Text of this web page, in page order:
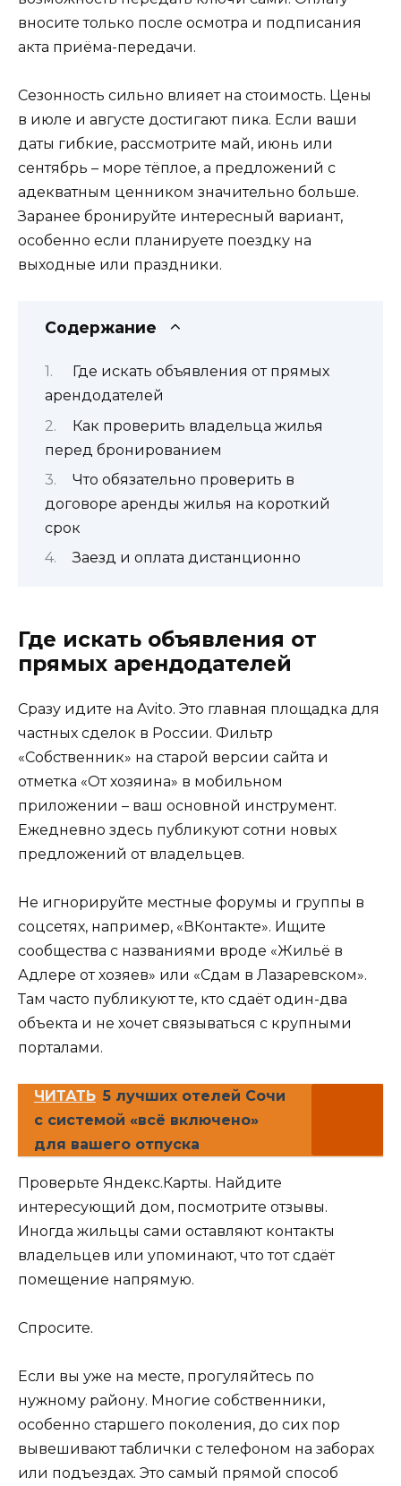
вносите только после осмотра и подписания
акта приёма-передачи.
Сезонность сильно влияет на стоимость. Цены
в июле и августе достигают пика. Если ваши
даты гибкие, рассмотрите май, июнь или
сентябрь – море тёплое, а предложений с
адекватным ценником значительно больше.
Заранее бронируйте интересный вариант,
особенно если планируете поездку на
выходные или праздники.
Содержание
Где искать объявления от прямых
арендодателей
Как проверить владельца жилья
перед бронированием
Что обязательно проверить в
договоре аренды жилья на короткий
срок
Заезд и оплата дистанционно
Где искать объявления от
прямых арендодателей
Сразу идите на Avito. Это главная площадка для
частных сделок в России. Фильтр
«Собственник» на старой версии сайта и
отметка «От хозяина» в мобильном
приложении – ваш основной инструмент.
Ежедневно здесь публикуют сотни новых
предложений от владельцев.
Не игнорируйте местные форумы и группы в
соцсетях, например, «ВКонтакте». Ищите
сообщества с названиями вроде «Жильё в
Адлере от хозяев» или «Сдам в Лазаревском».
Там часто публикуют те, кто сдаёт один-два
объекта и не хочет связываться с крупными
порталами.
ЧИТАТЬ 5 лучших отелей Сочи
с системой «всё включено»
для вашего отпуска
Проверьте Яндекс.Карты. Найдите
интересующий дом, посмотрите отзывы.
Иногда жильцы сами оставляют контакты
владельцев или упоминают, что тот сдаёт
помещение напрямую.
Спросите.
Если вы уже на месте, прогуляйтесь по
нужному району. Многие собственники,
особенно старшего поколения, до сих пор
вывешивают таблички с телефоном на заборах
или подъездах. Это самый прямой способ